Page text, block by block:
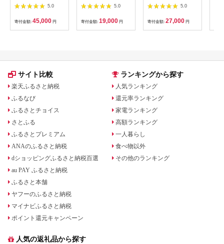
クルベルト チャコー
【TAABT231】
【1416082】
5.0
寄付金額: 45,000 円
織ネクタイ＆ポケット
チーフセット（シルバ
5.0
寄付金額: 19,000 円
菜柄 西陣織ネクタイ
ネイビー（紺）
5.0
寄付金額: 27,000 円
サイト比較
楽天ふるさと納税
ふるなび
ふるさとチョイス
さとふる
ふるさとプレミアム
ANAのふるさと納税
dショッピングふるさと納税百選
au PAY ふるさと納税
ふるさと本舗
ヤフーのふるさと納税
マイナビふるさと納税
ポイント還元キャンペーン
ランキングから探す
人気ランキング
還元率ランキング
家電ランキング
高額ランキング
一人暮らし
食べ物以外
その他のランキング
人気の返礼品から探す